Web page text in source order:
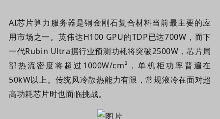
AI芯片算力服务器是铜金刚石复合材料当前最主要的应
用市场之一。英伟达H100 GPU的TDP已达700W，而下
一代Rubin Ultra据行业预测功耗将突破2500W，芯片局
部热流密度将超过1000W/cm²，单机柜功率普遍在
50kW以上。传统风冷散热能力有限，常规液冷在面对超
高功耗芯片时也面临挑战。